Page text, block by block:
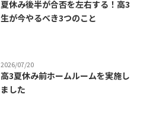
夏休み後半が合否を左右する！高3
生が今やるべき3つのこと
2026/07/20
高3夏休み前ホームルームを実施し
ました